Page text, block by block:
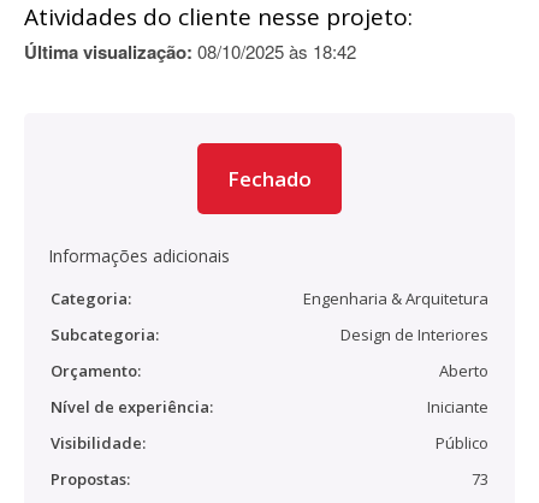
Atividades do cliente nesse projeto:
Última visualização: 08/10/2025 às 18:42
Fechado
Informações adicionais
Categoria:
Engenharia & Arquitetura
Subcategoria:
Design de Interiores
Orçamento:
Aberto
Nível de experiência:
Iniciante
Visibilidade:
Público
Propostas:
73